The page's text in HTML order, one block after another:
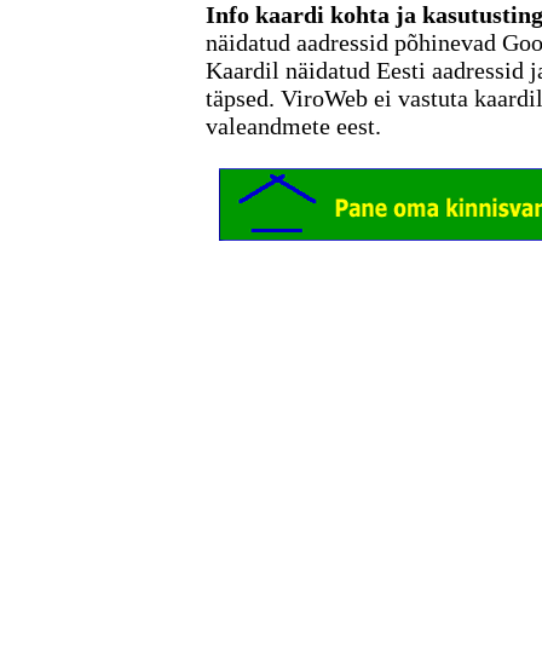
Info kaardi kohta ja
näidatud aadressid põhinevad
Kaardil näidatud Eesti aadressid
täpsed. ViroWeb ei vastuta
valeandmete eest.